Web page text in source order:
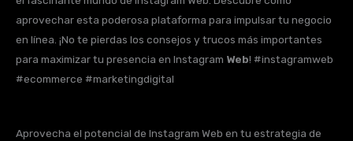
gr
a
m
e
b
o
s
A
p
te
r
e
st
p
ar
tir
aprovechar esta poderosa plataforma para impulsar tu negocio
en línea. ¡No te pierdas los consejos y trucos más importantes
para maximizar tu presencia en Instagram Web! #instagramweb
#ecommerce #marketingdigital
Aprovecha el potencial de Instagram Web en tu estrategia de